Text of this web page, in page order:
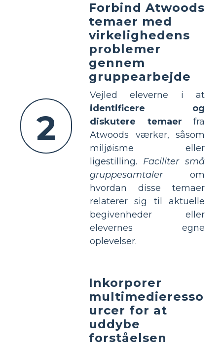
2
Forbind Atwoods
temaer med
virkelighedens
problemer
gennem
gruppearbejde
Vejled eleverne i at
identificere og
diskutere temaer fra
Atwoods værker, såsom
miljøisme eller
ligestilling. Faciliter små
gruppesamtalerom
hvordan disse temaer
relaterer sig til aktuelle
begivenheder eller
elevernes egne
oplevelser.
Inkorporer
multimedieresso
urcer for at
uddybe
forståelsen